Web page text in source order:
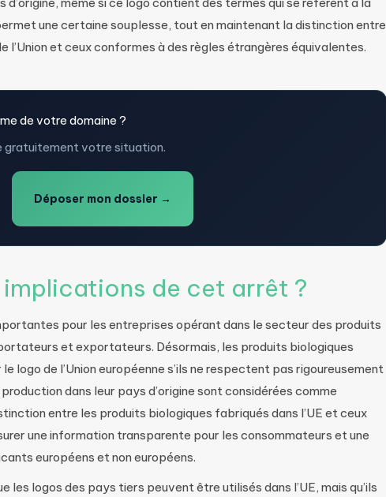
une certaine souplesse, tout en maintenant la distinction entre
l’Union et ceux conformes à des règles étrangères équivalentes.
de votre domaine ?
gratuitement votre situation.
Déposer mon dossier →
implications de cet arrêt ?
pour les entreprises opérant dans le secteur des produits
et exportateurs. Désormais, les produits biologiques
logo de l’Union européenne s’ils ne respectent pas rigoureusement
dans leur pays d’origine sont considérées comme
entre les produits biologiques fabriqués dans l’UE et ceux
une information transparente pour les consommateurs et une
européens et non européens.
les logos des pays tiers peuvent être utilisés dans l’UE, mais qu’ils